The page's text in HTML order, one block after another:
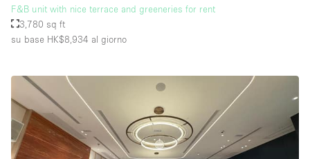
F&B unit with nice terrace and greeneries for rent
3,780 sq ft
su base HK$8,934 al giorno